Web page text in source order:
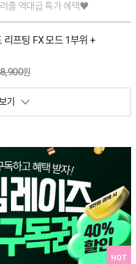
줄 역대급 특가 혜택♥️
리프팅 FX 모드 1부위 +
원
보기 토글
HOT